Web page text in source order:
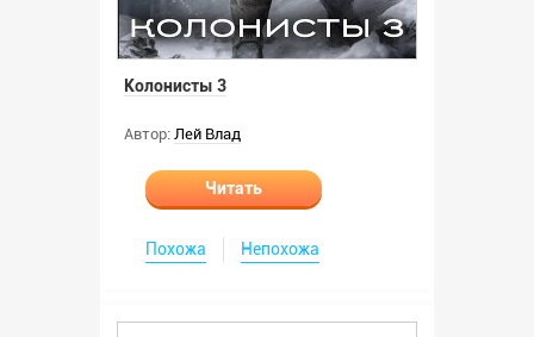
Колонисты 3
Автор: Лей Влад
Читать
Похожа Непохожа